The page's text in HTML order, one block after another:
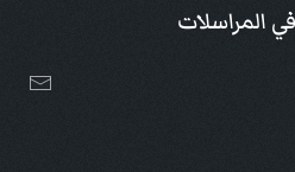
المراسلات